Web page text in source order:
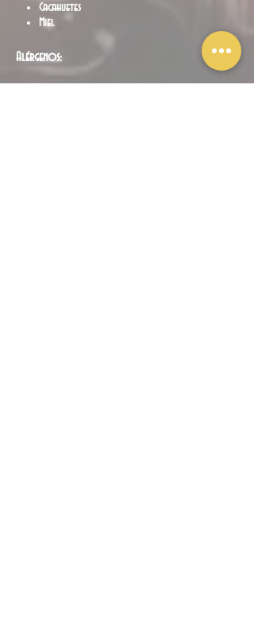
Cacahuetes
Miel
Alérgenos: